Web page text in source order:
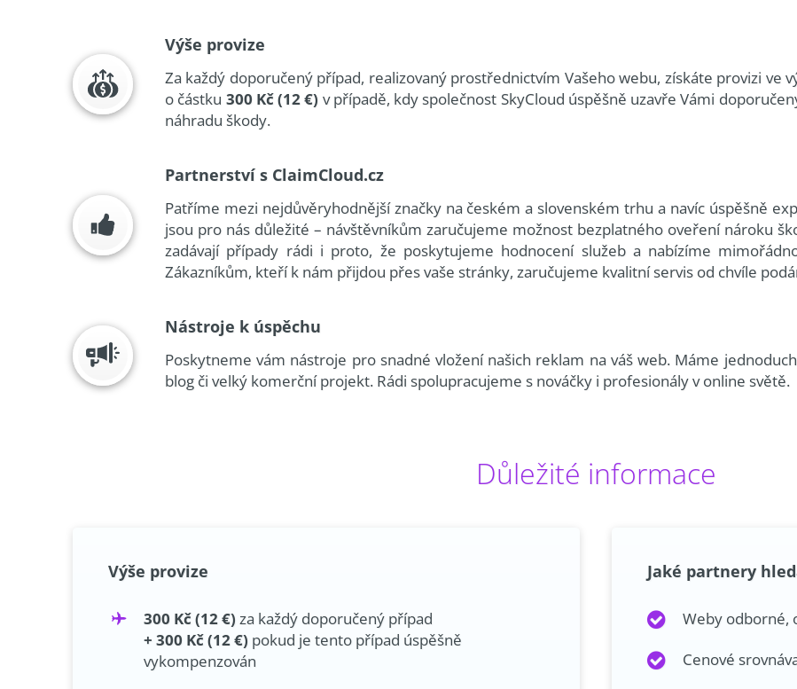
Výše provize
Za každý doporučený případ, realizovaný prostřednictvím Vašeho webu, získáte provizi ve
o částku 300 Kč (12 €) v případě, kdy společnost SkyCloud úspěšně uzavře Vámi
náhradu škody.
Partnerství s ClaimCloud.cz
Patříme mezi nejdůvěryhodnější značky na českém a slovenském trhu a navíc úspěšně
jsou pro nás důležité – návštěvníkům zaručujeme možnost bezplatného oveření nároku
zadávají případy rádi i proto, že poskytujeme hodnocení služeb a nabízíme
Zákazníkům, kteří k nám přijdou přes vaše stránky, zaručujeme kvalitní servis od chvíle
Nástroje k úspěchu
Poskytneme vám nástroje pro snadné vložení našich reklam na váš web. Máme
blog či velký komerční projekt. Rádi spolupracujeme s nováčky i profesionály v online světě.
Důležité informace
Výše provize
300 Kč (12 €) za každý doporučený případ
+ 300 Kč (12 €) pokud je tento případ úspěšně
vykompenzován
Jaké partnery
Weby odborné,
Cenové